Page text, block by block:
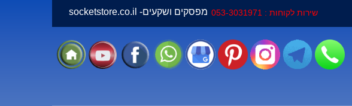
שירות לקוחות : 053-3031971 socketstore.co.il -מפסקים ושקעים